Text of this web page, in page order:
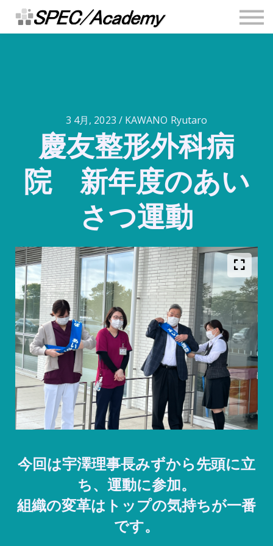
安全推進ブログ
3 4月, 2023 / KAWANO Ryutaro
慶友整形外科病
院 新年度のあい
さつ運動
今回は宇澤理事長みずから先頭に立
ち、運動に参加。
組織の変革はトップの気持ちが一番
です。